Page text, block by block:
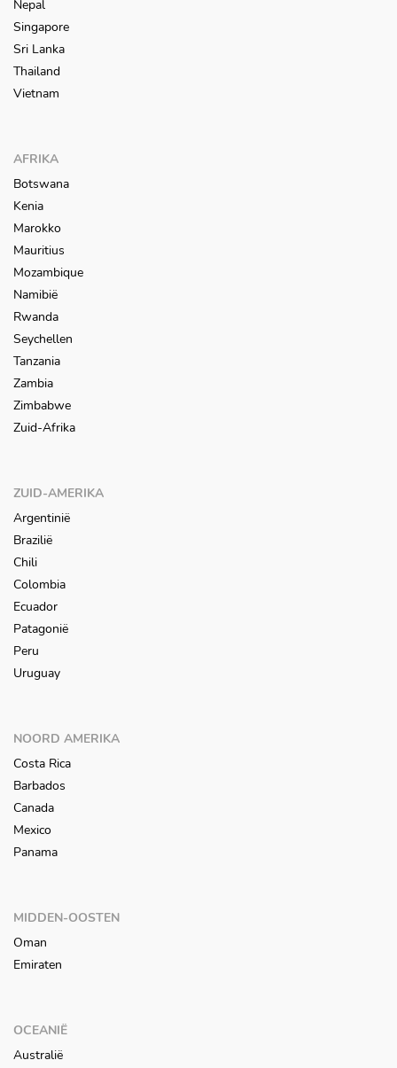
Nepal
Singapore
Sri Lanka
Thailand
Vietnam
AFRIKA
Botswana
Kenia
Marokko
Mauritius
Mozambique
Namibië
Rwanda
Seychellen
Tanzania
Zambia
Zimbabwe
Zuid-Afrika
ZUID-AMERIKA
Argentinië
Brazilië
Chili
Colombia
Ecuador
Patagonië
Peru
Uruguay
NOORD AMERIKA
Costa Rica
Barbados
Canada
Mexico
Panama
MIDDEN-OOSTEN
Oman
Emiraten
OCEANIË
Australië